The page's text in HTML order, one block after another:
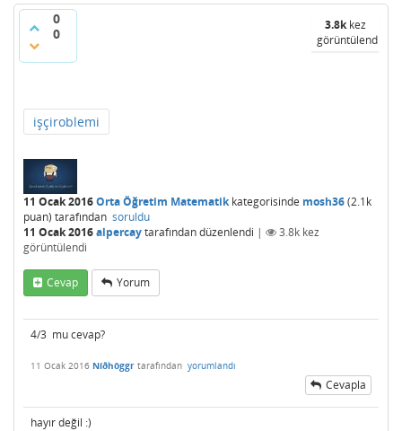
0
0
3.8kkez
görüntülendi
işçiroblemi
11 Ocak 2016Orta Öğretim Matematikkategorisinde mosh36(2.1k
puan) tarafından soruldu
11 Ocak 2016alpercaytarafındandüzenlendi | 3.8k kez
görüntülendi
Cevap Yorum
4/3 mu cevap?
11 Ocak 2016 Níðhöggr tarafından yorumlandı
Cevapla
hayır değil :)